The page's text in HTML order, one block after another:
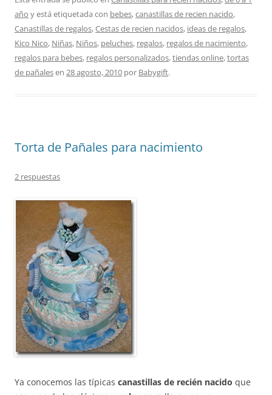
año y está etiquetada con bebes,canastillas de recien nacido,
Canastillas de regalos,Cestas de recien nacidos, ideas de regalos,
Kico Nico, Niñas, Niños, peluches, regalos, regalos de nacimiento,
regalos para bebes, regalos personalizados,tiendas online,tortas
de pañalesen 28 agosto, 2010 por Babygift.
Torta de Pañales para nacimiento
2 respuestas
Ya conocemos las típicas canastillas de recién nacido que